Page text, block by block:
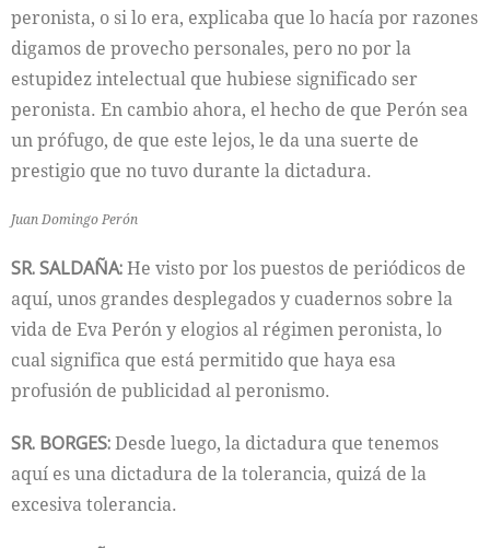
peronista, o si lo era, explicaba que lo hacía por razones
digamos de provecho personales, pero no por la
estupidez intelectual que hubiese significado ser
peronista. En cambio ahora, el hecho de que Perón sea
un prófugo, de que este lejos, le da una suerte de
prestigio que no tuvo durante la dictadura.
Juan Domingo Perón
SR. SALDAÑA:He visto por los puestos de periódicos de
aquí, unos grandes desplegados y cuadernos sobre la
vida de Eva Perón y elogios al régimen peronista, lo
cual significa que está permitido que haya esa
profusión de publicidad al peronismo.
SR. BORGES:Desde luego, la dictadura que tenemos
aquí es una dictadura de la tolerancia, quizá de la
excesiva tolerancia.